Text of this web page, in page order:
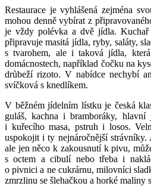
Restaurace je vyhlášená zejména
mohou denně vybírat z
je vždy polévka a dvě jídla. Kuchař
připravuje masitá jídla, ryby, saláty,
s tvarohem, ale i taková jídla,
domácnostech, například čočku na
drůbeží rizoto. V nabídce nechybí
svíčková s knedlíkem.
V běžném jídelním lístku je česká
guláš, kachna i bramboráky,
i kuřecího masa, pstruh i losos.
uspokojit i ty nejnáročnější
ale jen něco k zakousnutí k pivu,
s octem a cibulí nebo třeba i
o pivnici a ne cukrárnu, milovníci
zmrzlinu se šlehačkou a horké maliny